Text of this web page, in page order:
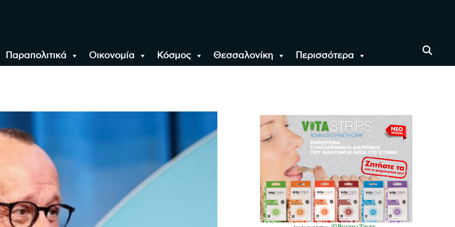
Παραπολιτικά Οικονομία Κόσμος Θεσσαλονίκη Περισσότερα